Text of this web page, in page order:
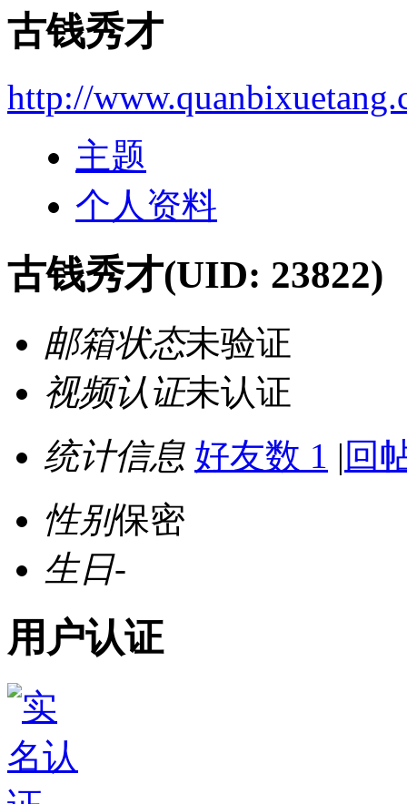
古钱秀才
http://
主题
个人资料
古钱秀才(UID: 23822)
邮箱状态未验证
视频认证未认证
统计信息 好友数 1 | 回
性别保密
生日-
用户认证